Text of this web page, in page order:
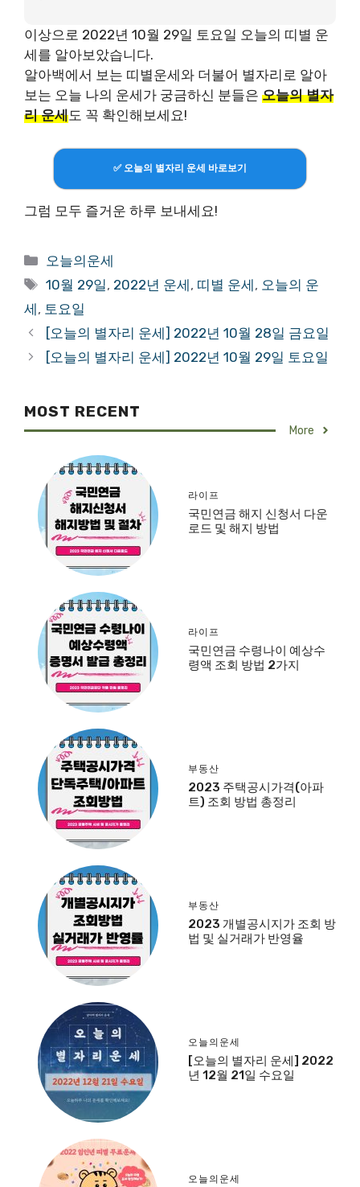
이상으로 2022년 10월 29일 토요일 오늘의 띠별 운
세를 알아보았습니다.
알아백에서 보는 띠별운세와 더불어 별자리로 알아
보는 오늘 나의 운세가 궁금하신 분들은 오늘의 별자
리 운세도 꼭 확인해보세요!
✅ 오늘의 별자리 운세 바로보기
그럼 모두 즐거운 하루 보내세요!
Categories
오늘의운세
Tags
10월 29일, 2022년 운세, 띠별 운세, 오늘의 운
세, 토요일
[오늘의 별자리 운세] 2022년 10월 28일 금요일
[오늘의 별자리 운세] 2022년 10월 29일 토요일
MOST RECENT
More
라이프
국민연금 해지 신청서 다운
로드 및 해지 방법
라이프
국민연금 수령나이 예상수
령액 조회 방법 2가지
부동산
2023 주택공시가격(아파
트) 조회 방법 총정리
부동산
2023 개별공시지가 조회 방
법 및 실거래가 반영율
오늘의운세
[오늘의 별자리 운세] 2022
년 12월 21일 수요일
오늘의운세